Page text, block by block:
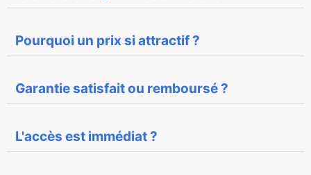
Pourquoi un prix si attractif ?
Garantie satisfait ou remboursé ?
L'accès est immédiat ?​